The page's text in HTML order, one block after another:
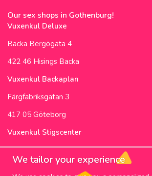
Our sex shops in Gothenburg!
Vuxenkul Deluxe
Backa Bergögata 4
422 46 Hisings Backa
Vuxenkul Backaplan
Färgfabriksgatan 3
417 05 Göteborg
Vuxenkul Stigscenter
Backa Bergögata 2
422 46 Hisings Backa
We tailor your experience